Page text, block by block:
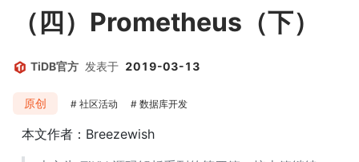
（四）Prometheus（下）
TiDB官方 发表于 2019-03-13
原创 社区活动 数据库开发
本文作者：Breezewish